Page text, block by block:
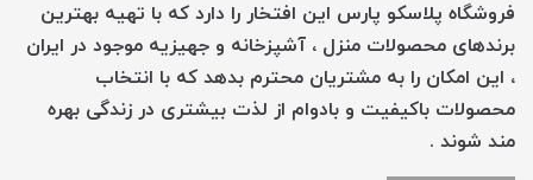
فروشگاه پلاسکو پارس این افتخار را دارد که با تهیه بهترین
برندهای محصولات منزل ، آشپزخانه و جهیزیه موجود در ایران
، این امکان را به مشتریان محترم بدهد که با انتخاب
محصولات باکیفیت و بادوام از لذت بیشتری در زندگی بهره
مند شوند .